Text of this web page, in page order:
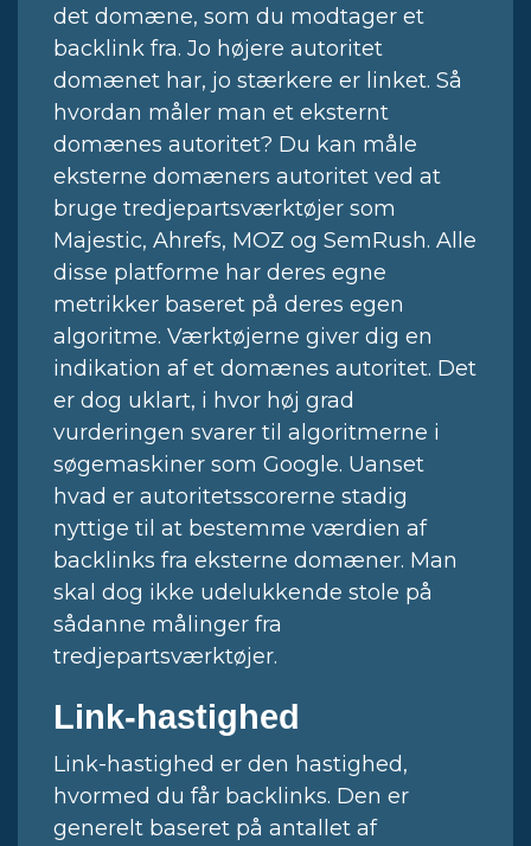
det domæne, som du modtager et
backlink fra. Jo højere autoritet
domænet har, jo stærkere er linket. Så
hvordan måler man et eksternt
domænes autoritet? Du kan måle
eksterne domæners autoritet ved at
bruge tredjepartsværktøjer som
Majestic, Ahrefs, MOZ og SemRush. Alle
disse platforme har deres egne
metrikker baseret på deres egen
algoritme. Værktøjerne giver dig en
indikation af et domænes autoritet. Det
er dog uklart, i hvor høj grad
vurderingen svarer til algoritmerne i
søgemaskiner som Google. Uanset
hvad er autoritetsscorerne stadig
nyttige til at bestemme værdien af
backlinks fra eksterne domæner. Man
skal dog ikke udelukkende stole på
sådanne målinger fra
tredjepartsværktøjer.
Link-hastighed
Link-hastighed er den hastighed,
hvormed du får backlinks. Den er
generelt baseret på antallet af